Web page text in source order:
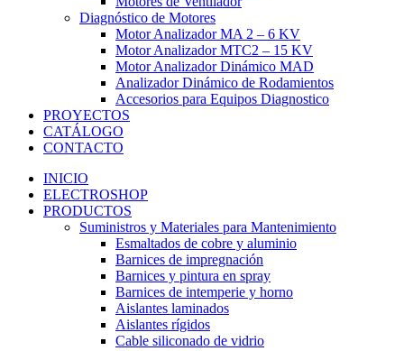
Diagnóstico de Motores
Motor Analizador MA 2 – 6 KV
Motor Analizador MTC2 – 15 KV
Motor Analizador Dinámico MAD
Analizador Dinámico de Rodamientos
Accesorios para Equipos Diagnostico
PROYECTOS
CATÁLOGO
CONTACTO
INICIO
ELECTROSHOP
PRODUCTOS
Suministros y Materiales para Mantenimiento
Esmaltados de cobre y aluminio
Barnices de impregnación
Barnices y pintura en spray
Barnices de intemperie y horno
Aislantes laminados
Aislantes rígidos
Cable siliconado de vidrio